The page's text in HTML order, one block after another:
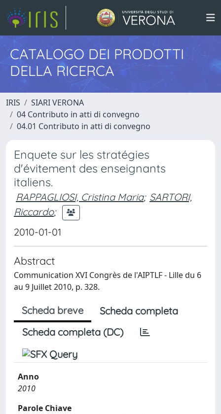
CATALOGO DEI PRODOTTI
DELLA RICERCA
IRIS
SIARI VERONA
04 Contributo in atti di convegno
04.01 Contributo in atti di convegno
Enquete sur les stratégies
d'évitement des enseignants
italiens.
RAPPAGLIOSI, Cristina Maria; SARTORI,
Riccardo;
2010-01-01
Abstract
Communication XVI Congrès de l'AIPTLF - Lille du 6
au 9 Juillet 2010, p. 328.
Scheda breve
Scheda completa
Scheda completa (DC)
Anno
2010
Parole Chiave